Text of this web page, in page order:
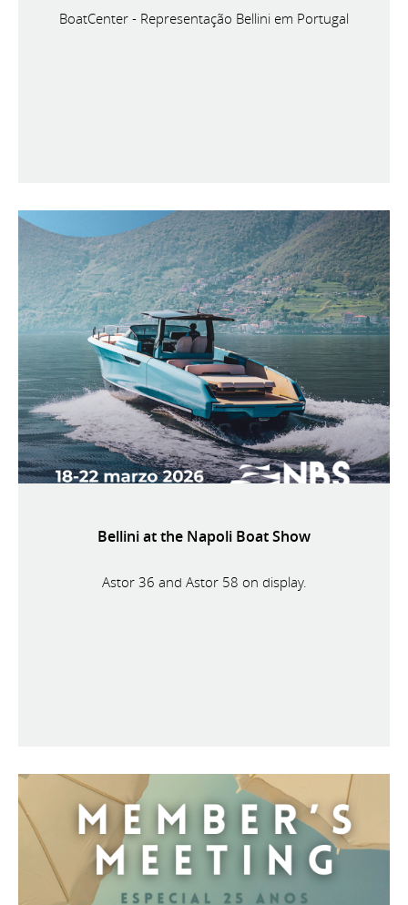
BoatCenter - Representação Bellini em Portugal
Bellini at the Napoli Boat Show
Astor 36 and Astor 58 on display.